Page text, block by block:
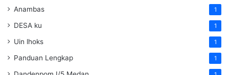
Anambas 1
DESA ku 1
Uin lhoks 1
Panduan Lengkap 1